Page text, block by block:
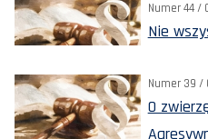
Numer 44 /
Nie
Numer 39 /
O